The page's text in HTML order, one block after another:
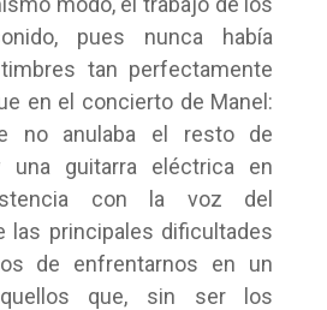
pues nunca había
tan perfectamente
en el concierto de Manel:
no anulaba el resto de
una guitarra eléctrica en
con la voz del
las principales dificultades
de enfrentarnos en un
que, sin ser los